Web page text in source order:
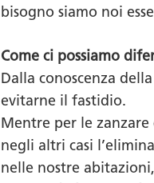
bisogno siamo noi
Come ci possiamo
Dalla conoscenza
evitarne il fastidio.
Mentre per le
negli altri casi
nelle nostre